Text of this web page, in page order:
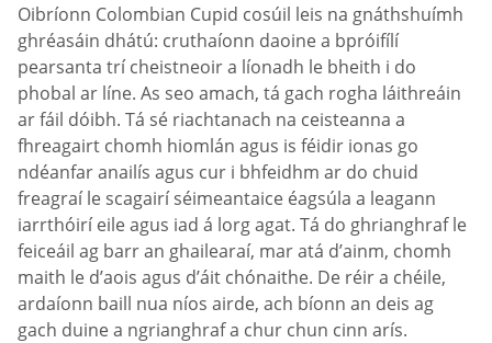
Oibríonn Сolombian Сupid cosúil leis na gnáthshuímh
ghréasáin dhátú: cruthaíonn daoine a bpróifílí
pearsanta trí cheistneoir a líonadh le bheith i do
phobal ar líne. As seo amach, tá gach rogha láithreáin
ar fáil dóibh. Tá sé riachtanach na ceisteanna a
fhreagairt chomh hiomlán agus is féidir ionas go
ndéanfar anailís agus cur i bhfeidhm ar do chuid
freagraí le scagairí séimeantaice éagsúla a leagann
iarrthóirí eile agus iad á lorg agat. Tá do ghrianghraf le
feiceáil ag barr an ghailearaí, mar atá d’ainm, chomh
maith le d’aois agus d’áit chónaithe. De réir a chéile,
ardaíonn baill nua níos airde, ach bíonn an deis ag
gach duine a ngrianghraf a chur chun cinn arís.